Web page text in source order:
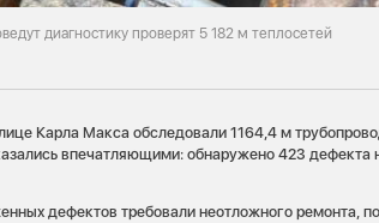
диагностику проверят 5 182 м теплосетей
Карла Макса обследовали 1164,4 м
впечатляющими: обнаружено 423 дефекта
дефектов требовали неотложного ремонта,